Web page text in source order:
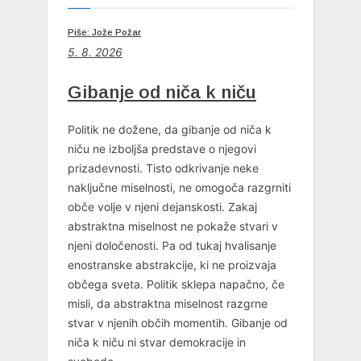
Piše: Jože Požar
5. 8. 2026
Gibanje od niča k niču
Politik ne dožene, da gibanje od niča k
niču ne izboljša predstave o njegovi
prizadevnosti. Tisto odkrivanje neke
naključne miselnosti, ne omogoča razgrniti
obče volje v njeni dejanskosti. Zakaj
abstraktna miselnost ne pokaže stvari v
njeni določenosti. Pa od tukaj hvalisanje
enostranske abstrakcije, ki ne proizvaja
občega sveta. Politik sklepa napačno, če
misli, da abstraktna miselnost razgrne
stvar v njenih občih momentih. Gibanje od
niča k niču ni stvar demokracije in